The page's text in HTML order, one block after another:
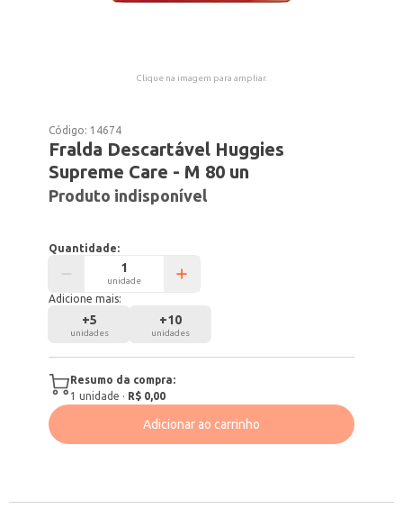
Clique na imagem para ampliar.
Código: 14674
Fralda Descartável Huggies
Supreme Care - M 80 un
Produto indisponível
Quantidade:
unidade
Adicione mais:
+5
unidades
+10
unidades
Resumo da compra:
1 unidade · R$ 0,00
Adicionar ao carrinho